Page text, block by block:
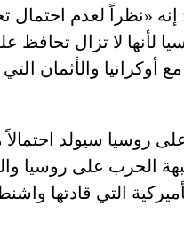
«نظراً لعدم
لأنها لا تزال تحافظ
أوكرانيا والأثمان
روسيا سيولد احتمالاً
الحرب على روسيا